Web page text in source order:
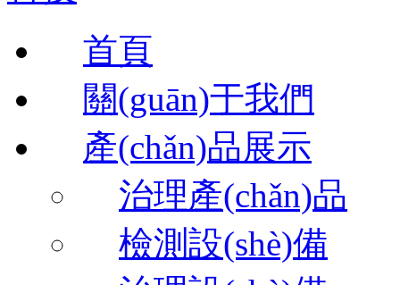
首頁
關(guān)于我們
產(chǎn)品展示
治理產(chǎn)品
檢測設(shè)備